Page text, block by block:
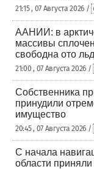
21:15 , 07 Августа 2026 /
ААНИИ: в
массивы
свободна ото
21:00 , 07 Августа 2026 /
Собственника
принудили
имущество
20:45 , 07 Августа 2026 /
С начала
области